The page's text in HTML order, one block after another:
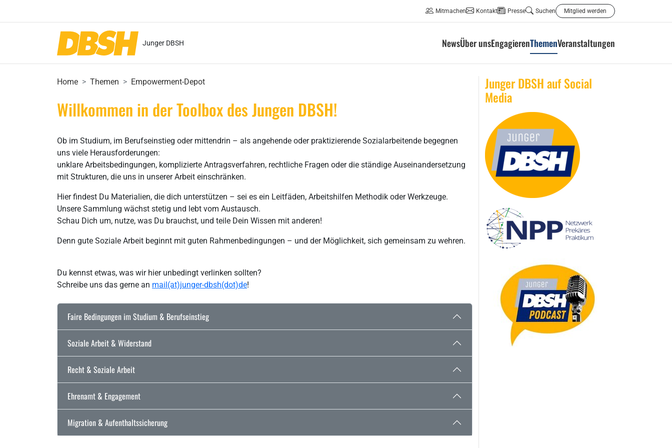
Mitmachen Kontakt Presse Suchen Mitglied werden
Junger DBSH NewsÜber unsEngagierenThemenVeranstaltungen
Home Themen Empowerment-Depot
Willkommen in der Toolbox des Jungen DBSH!
Ob im Studium, im Berufseinstieg oder mittendrin – als angehende oder praktizierende Sozialarbeitende begegnen
uns viele Herausforderungen:
unklare Arbeitsbedingungen, komplizierte Antragsverfahren, rechtliche Fragen oder die ständige Auseinandersetzung
mit Strukturen, die uns in unserer Arbeit einschränken.
Hier findest Du Materialien, die dich unterstützen – sei es ein Leitfäden, Arbeitshilfen Methodik oder Werkzeuge.
Unsere Sammlung wächst stetig und lebt vom Austausch.
Schau Dich um, nutze, was Du brauchst, und teile Dein Wissen mit anderen!
Denn gute Soziale Arbeit beginnt mit guten Rahmenbedingungen – und der Möglichkeit, sich gemeinsam zu wehren.
Du kennst etwas, was wir hier unbedingt verlinken sollten?
Schreibe uns das gerne an mail(at)junger-dbsh(dot)de!
Faire Bedingungen im Studium & Berufseinstieg
Soziale Arbeit & Widerstand
Recht & Soziale Arbeit
Ehrenamt & Engagement
Migration & Aufenthaltssicherung
Junger DBSH auf Social
Media